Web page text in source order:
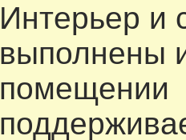
Интерьер и
выполнены
помещении